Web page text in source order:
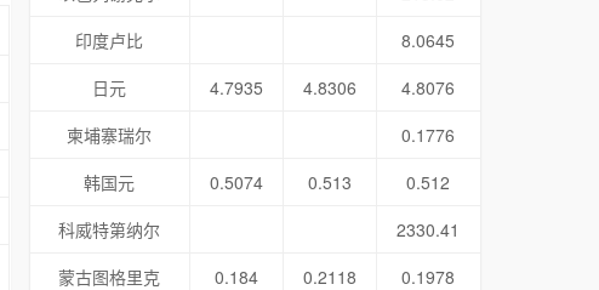
印度卢比
8.0645
日元
4.7935 4.8306
4.8076
柬埔寨瑞尔
0.1776
韩国元
0.5074 0.513
0.512
科威特第纳尔
2330.41
蒙古图格里克
0.184 0.2118
0.1978